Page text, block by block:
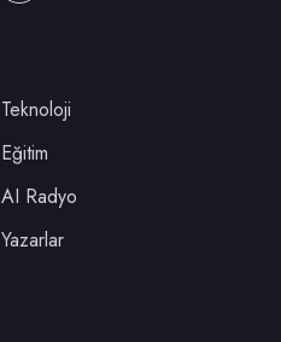
Teknoloji
Eğitim
AI Radyo
Yazarlar